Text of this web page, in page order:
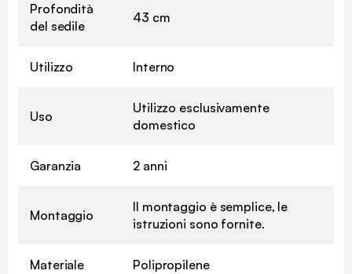
Profondità
del sedile
43 cm
Utilizzo Interno
Uso
Utilizzo esclusivamente
domestico
Garanzia 2 anni
Montaggio
Il montaggio è semplice, le
istruzioni sono fornite.
Materiale Polipropilene